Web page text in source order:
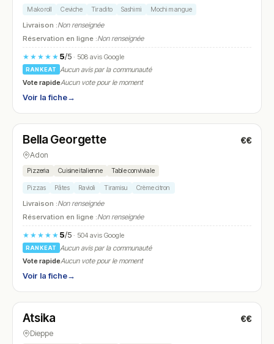
Mako roll Ceviche Tiradito Sashimi Mochi mangue
Livraison :Non renseignée
Réservation en ligne :Non renseignée
★★★★★ 5/5· 508 avis Google
RANKEAT
Aucun avis par la communauté
Vote rapideAucun vote pour le moment
Voir la fiche→
N° 21
Bella Georgette €€
Adon
Pizzeria Cuisine italienne Table conviviale
Pizzas Pâtes Ravioli Tiramisu Crème citron
Livraison :Non renseignée
Réservation en ligne :Non renseignée
★★★★★ 5/5· 504 avis Google
RANKEAT
Aucun avis par la communauté
Vote rapideAucun vote pour le moment
Voir la fiche→
N° 22
Atsika €€
Dieppe